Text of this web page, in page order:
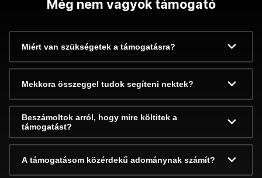
Még nem vagyok támogató
Miért van szükségetek a támogatásra?
Mekkora összeggel tudok segíteni nektek?
Beszámoltok arról, hogy mire költitek a
támogatást?
A támogatásom közérdekű adománynak számít?